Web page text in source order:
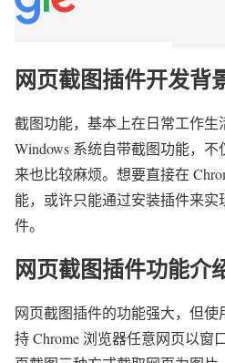
网页截图插件开发背
截图功能，基本上在日常工作
Windows 系统自带截图功能，
来也比较麻烦。想要直接在
能，或许只能通过安装插件来实
件。
网页截图插件功能介
网页截图插件的功能强大，但
持 Chrome 浏览器任意网页以窗